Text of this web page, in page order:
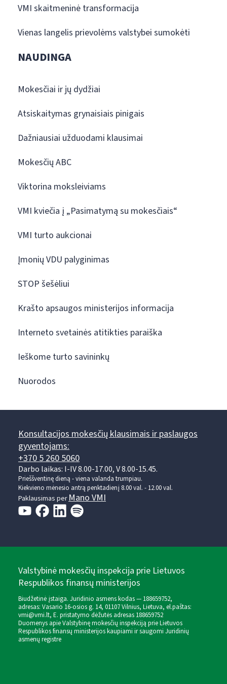
VMI skaitmeninė transformacija
Vienas langelis prievolėms valstybei sumokėti
NAUDINGA
Mokesčiai ir jų dydžiai
Atsiskaitymas grynaisiais pinigais
Dažniausiai užduodami klausimai
Mokesčių ABC
Viktorina moksleiviams
VMI kviečia į „Pasimatymą su mokesčiais“
VMI turto aukcionai
Įmonių VDU palyginimas
STOP šešėliui
Krašto apsaugos ministerijos informacija
Interneto svetainės atitikties paraiška
Ieškome turto savininkų
Nuorodos
Konsultacijos mokesčių klausimais ir paslaugos
gyventojams:
+370 5 260 5060
Darbo laikas: I-IV 8.00-17.00, V 8.00-15.45.
Prieššventinę dieną - viena valanda trumpiau.
Kiekvieno mėnesio antrą penktadienį 8.00 val. - 12.00 val.
Paklausimas perMano VMI
Valstybinė mokesčių inspekcija prie Lietuvos
Respublikos finansų ministerijos
Biudžetinė įstaiga. Juridinio asmens kodas — 188659752,
adresas: Vasario 16-osios g. 14, 01107 Vilnius, Lietuva, el.paštas:
vmi@vmi.lt, E. pristatymo dėžutės adresas 188659752
Duomenys apie Valstybinę mokesčių inspekciją prie Lietuvos
Respublikos finansų ministerijos kaupiami ir saugomi Juridinių
asmenų registre